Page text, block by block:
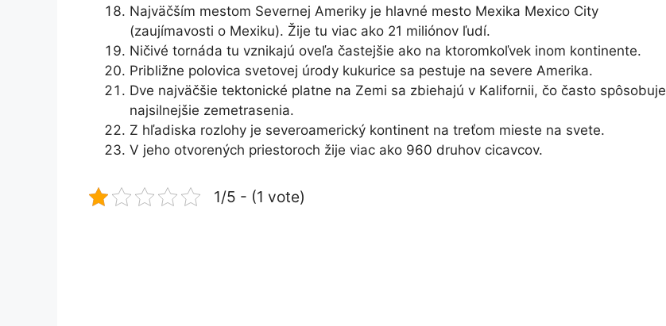
Najväčším mestom Severnej Ameriky je hlavné mesto Mexika Mexico City
(zaujímavosti o Mexiku). Žije tu viac ako 21 miliónov ľudí.
Ničivé tornáda tu vznikajú oveľa častejšie ako na ktoromkoľvek inom kontinente.
Približne polovica svetovej úrody kukurice sa pestuje na severe Amerika.
Dve najväčšie tektonické platne na Zemi sa zbiehajú v Kalifornii, čo často spôsobuje
najsilnejšie zemetrasenia.
Z hľadiska rozlohy je severoamerický kontinent na treťom mieste na svete.
V jeho otvorených priestoroch žije viac ako 960 druhov cicavcov.
1/5 - (1 vote)